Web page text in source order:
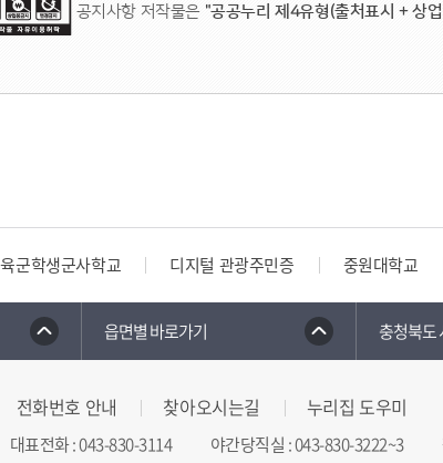
공지사항 저작물은 "공공누리 제4유형(출처표시 + 상
육군학생군사학교 디지털 관광주민증 중원대학교
읍면별 바로가기 충청북도
전화번호 안내 찾아오시는길 누리집 도우미
대표전화:043-830-3114 야간당직실 :043-830-3222~3